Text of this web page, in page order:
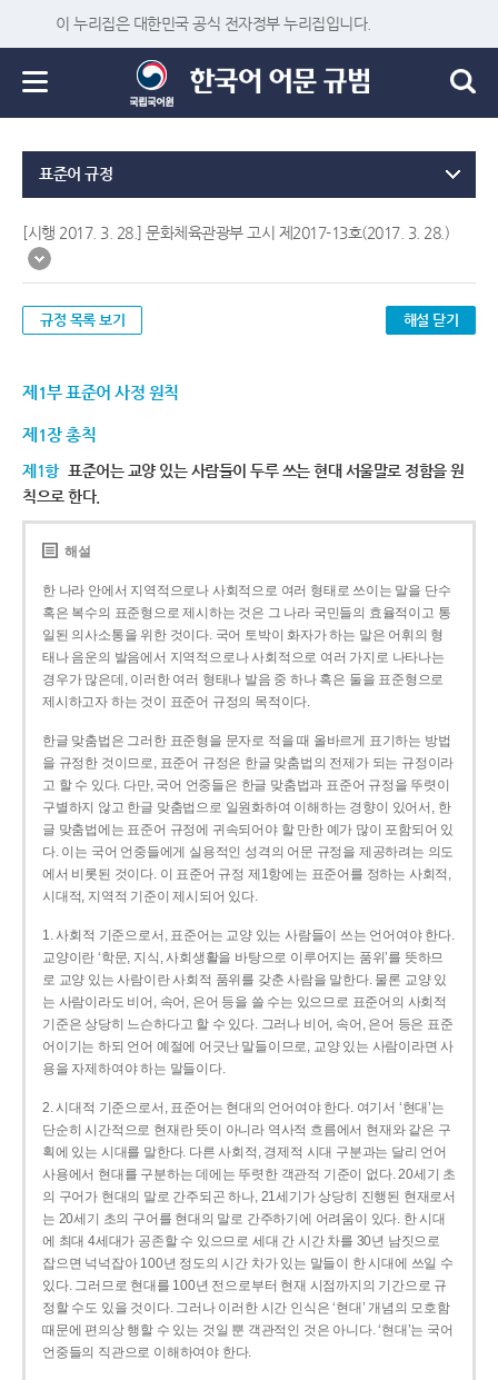
이 누리집은 대한민국 공식 전자정부 누리집입니다.
표준어 규정
[시행 2017. 3. 28.] 문화체육관광부 고시 제2017-13호(2017. 3. 28.)
규정 목록 보기 해설 닫기
제1부 표준어 사정 원칙
제1장 총칙
제1항 표준어는 교양 있는 사람들이 두루 쓰는 현대 서울말로 정함을 원
칙으로 한다.
해설
한 나라 안에서 지역적으로나 사회적으로 여러 형태로 쓰이는 말을 단수
혹은 복수의 표준형으로 제시하는 것은 그 나라 국민들의 효율적이고 통
일된 의사소통을 위한 것이다. 국어 토박이 화자가 하는 말은 어휘의 형
태나 음운의 발음에서 지역적으로나 사회적으로 여러 가지로 나타나는
경우가 많은데, 이러한 여러 형태나 발음 중 하나 혹은 둘을 표준형으로
제시하고자 하는 것이 표준어 규정의 목적이다.
한글 맞춤법은 그러한 표준형을 문자로 적을 때 올바르게 표기하는 방법
을 규정한 것이므로, 표준어 규정은 한글 맞춤법의 전제가 되는 규정이라
고 할 수 있다. 다만, 국어 언중들은 한글 맞춤법과 표준어 규정을 뚜렷이
구별하지 않고 한글 맞춤법으로 일원화하여 이해하는 경향이 있어서, 한
글 맞춤법에는 표준어 규정에 귀속되어야 할 만한 예가 많이 포함되어 있
다. 이는 국어 언중들에게 실용적인 성격의 어문 규정을 제공하려는 의도
에서 비롯된 것이다. 이 표준어 규정 제1항에는 표준어를 정하는 사회적,
시대적, 지역적 기준이 제시되어 있다.
1. 사회적 기준으로서, 표준어는 교양 있는 사람들이 쓰는 언어여야 한다.
교양이란 ‘학문, 지식, 사회생활을 바탕으로 이루어지는 품위’를 뜻하므
로 교양 있는 사람이란 사회적 품위를 갖춘 사람을 말한다. 물론 교양 있
는 사람이라도 비어, 속어, 은어 등을 쓸 수는 있으므로 표준어의 사회적
기준은 상당히 느슨하다고 할 수 있다. 그러나 비어, 속어, 은어 등은 표준
어이기는 하되 언어 예절에 어긋난 말들이므로, 교양 있는 사람이라면 사
용을 자제하여야 하는 말들이다.
2. 시대적 기준으로서, 표준어는 현대의 언어여야 한다. 여기서 ‘현대’는
단순히 시간적으로 현재란 뜻이 아니라 역사적 흐름에서 현재와 같은 구
획에 있는 시대를 말한다. 다른 사회적, 경제적 시대 구분과는 달리 언어
사용에서 현대를 구분하는 데에는 뚜렷한 객관적 기준이 없다. 20세기 초
의 구어가 현대의 말로 간주되곤 하나, 21세기가 상당히 진행된 현재로서
는 20세기 초의 구어를 현대의 말로 간주하기에 어려움이 있다. 한 시대
에 최대 4세대가 공존할 수 있으므로 세대 간 시간 차를 30년 남짓으로
잡으면 넉넉잡아 100년 정도의 시간 차가 있는 말들이 한 시대에 쓰일 수
있다. 그러므로 현대를 100년 전으로부터 현재 시점까지의 기간으로 규
정할 수도 있을 것이다. 그러나 이러한 시간 인식은 ‘현대’ 개념의 모호함
때문에 편의상 행할 수 있는 것일 뿐 객관적인 것은 아니다. ‘현대’는 국어
언중들의 직관으로 이해하여야 한다.